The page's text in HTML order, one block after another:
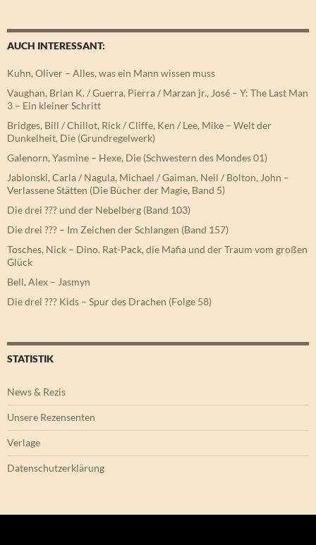
AUCH INTERESSANT:
Kuhn, Oliver – Alles, was ein Mann wissen muss
Vaughan, Brian K. / Guerra, Pierra / Marzan jr., José – Y: The Last Man
3 – Ein kleiner Schritt
Bridges, Bill / Chillot, Rick / Cliffe, Ken / Lee, Mike – Welt der
Dunkelheit, Die (Grundregelwerk)
Galenorn, Yasmine – Hexe, Die (Schwestern des Mondes 01)
Jablonski, Carla / Nagula, Michael / Gaiman, Neil / Bolton, John –
Verlassene Stätten (Die Bücher der Magie, Band 5)
Die drei ??? und der Nebelberg (Band 103)
Die drei ??? – Im Zeichen der Schlangen (Band 157)
Tosches, Nick – Dino. Rat-Pack, die Mafia und der Traum vom großen
Glück
Bell, Alex – Jasmyn
Die drei ??? Kids – Spur des Drachen (Folge 58)
STATISTIK
News & Rezis
Unsere Rezensenten
Verlage
Datenschutzerklärung